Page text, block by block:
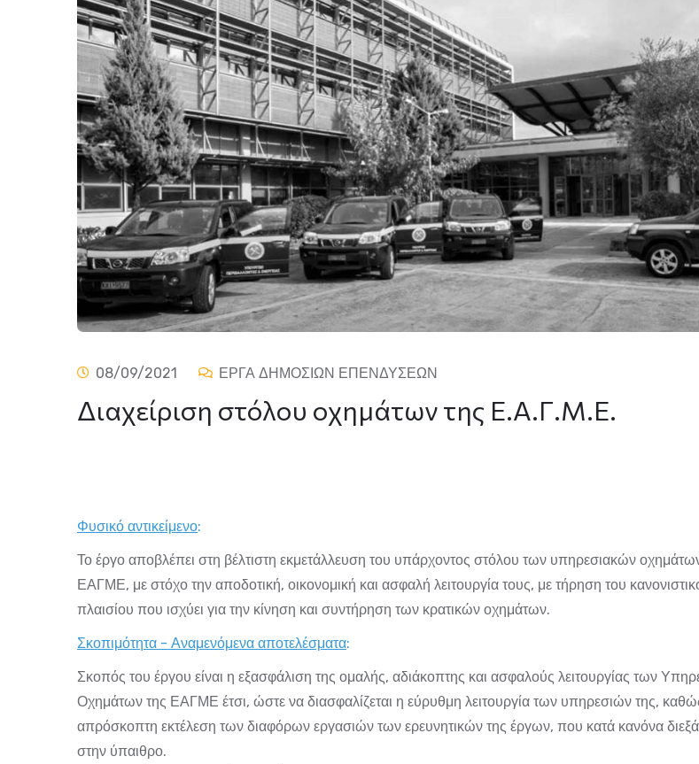
08/09/2021 ΕΡΓΑ ΔΗΜΟΣΙΩΝ ΕΠΕΝΔΥΣΕΩΝ
Διαχείριση στόλου οχημάτων της Ε.Α.Γ.Μ.Ε.
Φυσικό αντικείμενο:
Το έργο αποβλέπει στη βέλτιστη εκμετάλλευση του υπάρχοντος στόλου των υπηρεσιακών
ΕΑΓΜΕ, με στόχο την αποδοτική, οικονομική και ασφαλή λειτουργία τους, με τήρηση του
πλαισίου που ισχύει για την κίνηση και συντήρηση των κρατικών οχημάτων.
Σκοπιμότητα - Αναμενόμενα αποτελέσματα:
Σκοπός του έργου είναι η εξασφάλιση της ομαλής, αδιάκοπτης και ασφαλούς λειτουργίας των
Οχημάτων της ΕΑΓΜΕ έτσι, ώστε να διασφαλίζεται η εύρυθμη λειτουργία των υπηρεσιών της,
απρόσκοπτη εκτέλεση των διαφόρων εργασιών των ερευνητικών της έργων, που κατά κανόνα
στην ύπαιθρο.